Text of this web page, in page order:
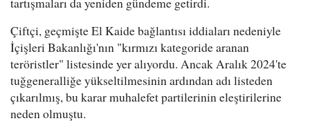
Çiftçi, geçmişte El Kaide bağlantısı iddiaları nedeniyle
İçişleri Bakanlığı'nın "kırmızı kategoride aranan
teröristler" listesinde yer alıyordu. Ancak Aralık 2024'te
tuğgeneralliğe yükseltilmesinin ardından adı listeden
çıkarılmış, bu karar muhalefet partilerinin eleştirilerine
neden olmuştu.